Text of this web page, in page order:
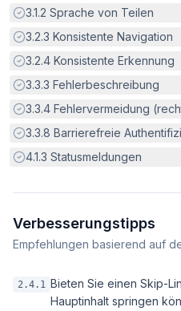
Erfüllt:
3.1.2 Sprache von Teilen
Erfüllt:
3.2.3 Konsistente Navigation
Erfüllt:
3.2.4 Konsistente Erkennung
Erfüllt:
3.3.3 Fehlerbeschreibung
Erfüllt:
3.3.4 Fehlervermeidung
Erfüllt:
3.3.8 Barrierefreie
Erfüllt:
4.1.3 Statusmeldungen
Verbesserungstipps
Empfehlungen basierend auf
2.4.1 Bieten Sie einen Skip-
Hauptinhalt springen